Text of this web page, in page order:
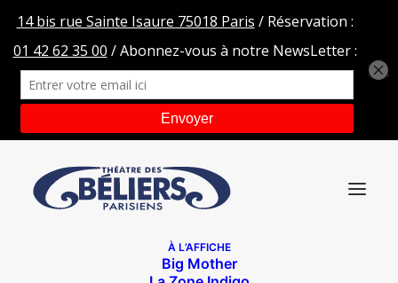
À L’AFFICHE
Big Mother
HEADER HOME kim